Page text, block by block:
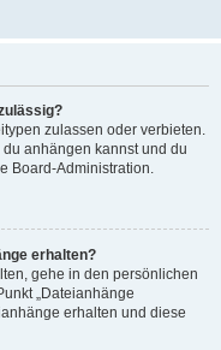
zulassen oder verbieten.
anhängen kannst und du
Board-Administration.
erhalten?
gehe in den persönlichen
„Dateianhänge
erhalten und diese